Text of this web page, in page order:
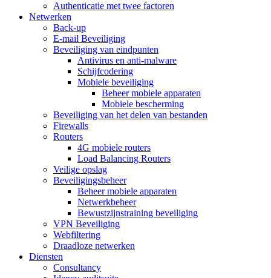
Authenticatie met twee factoren
Netwerken
Back-up
E-mail Beveiliging
Beveiliging van eindpunten
Antivirus en anti-malware
Schijfcodering
Mobiele beveiliging
Beheer mobiele apparaten
Mobiele bescherming
Beveiliging van het delen van bestanden
Firewalls
Routers
4G mobiele routers
Load Balancing Routers
Veilige opslag
Beveiligingsbeheer
Beheer mobiele apparaten
Netwerkbeheer
Bewustzijnstraining beveiliging
VPN Beveiliging
Webfiltering
Draadloze netwerken
Diensten
Consultancy